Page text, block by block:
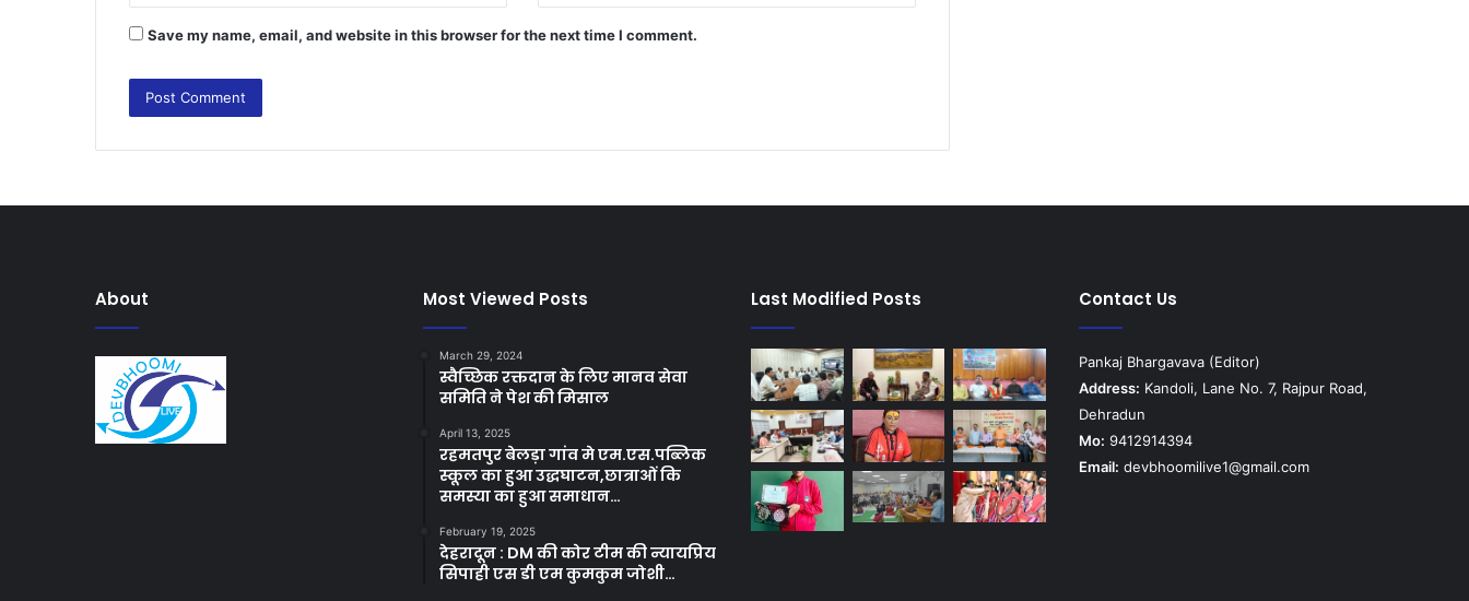
Save my name, email, and website in this browser for the next time I comment.
About Most Viewed Posts
March 29, 2024
स्वैच्छिक रक्तदान के लिए मानव सेवा
समिति ने पेश की मिसाल
April 13, 2025
रहमतपुर बेलड़ा गांव मे एम.एस.पब्लिक
स्कूल का हुआ उद्धघाटन,छात्राओं कि
समस्या का हुआ समाधान…
February 19, 2025
देहरादून : DM की कोर टीम की न्यायप्रिय
सिपाही एस डी एम कुमकुम जोशी…
Last Modified Posts Contact Us
Pankaj Bhargavava (Editor)
Address: Kandoli, Lane No. 7, Rajpur Road,
Dehradun
Mo: 9412914394
Email: devbhoomilive1@gmail.com